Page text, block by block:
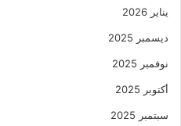
يناير 2026
ديسمبر 2025
نوفمبر 2025
أكتوبر 2025
سبتمبر 2025